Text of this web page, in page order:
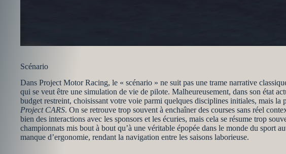
Scénario
Dans Project Motor Racing, le « scénario » ne suit pas une trame narrative
qui se veut être une simulation de vie de pilote. Malheureusement, dans son état
budget restreint, choisissant votre voie parmi quelques disciplines initiales, mais la
Project CARS. On se retrouve trop souvent à enchaîner des courses sans réel
bien des interactions avec les sponsors et les écuries, mais cela se résume trop
championnats mis bout à bout qu’à une véritable épopée dans le monde du sport
manque d’ergonomie, rendant la navigation entre les saisons laborieuse.